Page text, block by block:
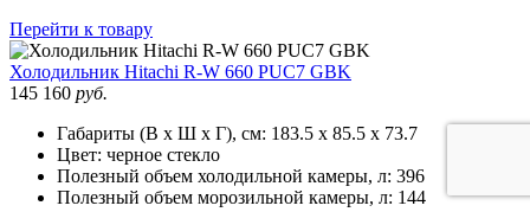
Перейти к товару
Холодильник Hitachi R-W 660 PUC7 GBK
145 160 руб.
Габариты (В х Ш х Г), см: 183.5 х 85.5 х 73.7
Цвет: черное стекло
Полезный объем холодильной камеры, л: 396
Полезный объем морозильной камеры, л: 144